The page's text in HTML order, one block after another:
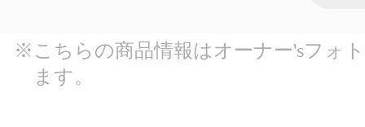
※こちらの商品情報はオーナー'sフォ
ます。